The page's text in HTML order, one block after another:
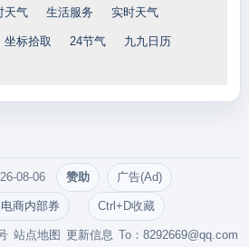
天气 生活服务 实时天气
坐标拾取 24节气 九九日历
08-06 赞助 广告(Ad)
商内部券 Ctrl+D收藏
To：8292669@qq.com
更新信息
站点地图